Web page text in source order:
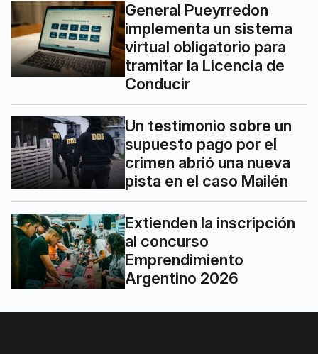
General Pueyrredon
implementa un sistema
virtual obligatorio para
tramitar la Licencia de
Conducir
Un testimonio sobre un
supuesto pago por el
crimen abrió una nueva
pista en el caso Mailén
Extienden la inscripción
al concurso
Emprendimiento
Argentino 2026